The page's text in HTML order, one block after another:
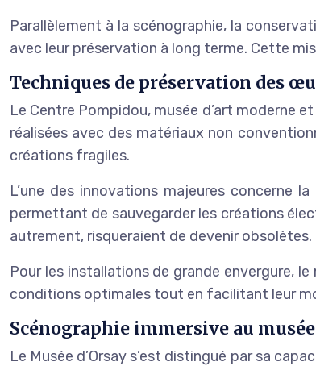
Parallèlement à la scénographie, la
avec leur préservation à long terme. Cette
Techniques de préservation des
Le Centre Pompidou, musée d’art moderne
réalisées avec des matériaux non
créations fragiles.
L’une des innovations majeures concerne
permettant de sauvegarder les créations
autrement, risqueraient de devenir obsolètes.
Pour les installations de grande envergure,
conditions optimales tout en facilitant leur
Scénographie immersive au musée
Le Musée d’Orsay s’est distingué par sa